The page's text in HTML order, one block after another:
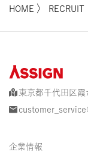
HOME 〉 RECRUIT
東京都千代田区
企業情報